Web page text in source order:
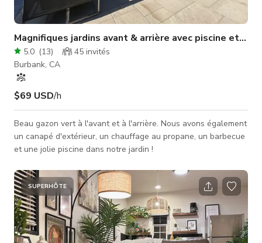
Magnifiques jardins avant & arrière avec piscine et
5.0 (13) 45 invités
Burbank, CA
$69 USD/h
Beau gazon vert à l'avant et à l'arrière. Nous avons également
un canapé d'extérieur, un chauffage au propane, un barbecue
et une jolie piscine dans notre jardin !
SUPERHÔTE